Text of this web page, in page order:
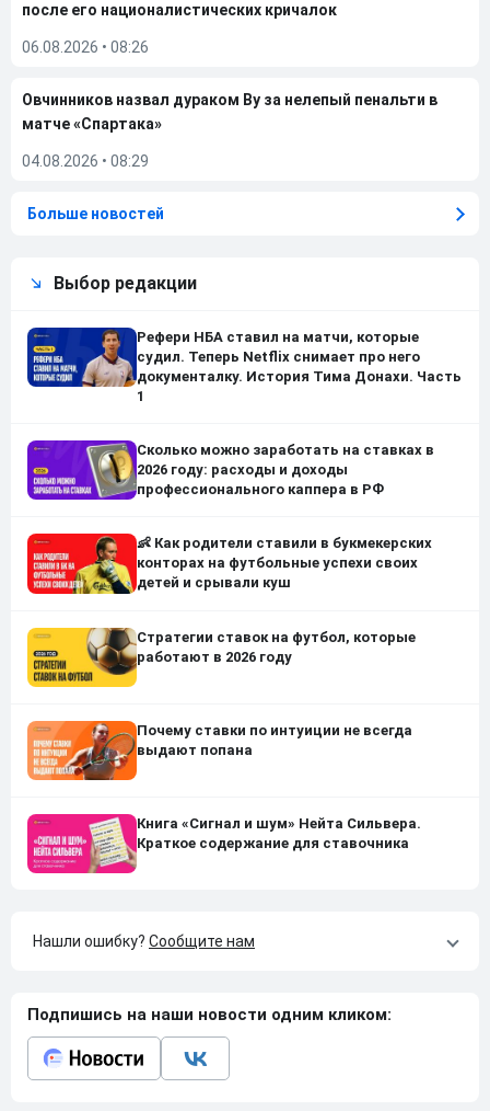
после его националистических кричалок
06.08.2026 • 08:26
Овчинников назвал дураком Ву за нелепый пенальти в
матче «Спартака»
04.08.2026 • 08:29
Больше новостей
Выбор редакции
Рефери НБА ставил на матчи, которые
судил. Теперь Netflix снимает про него
документалку. История Тима Донахи. Часть
1
Сколько можно заработать на ставках в
2026 году: расходы и доходы
профессионального каппера в РФ
👶 Как родители ставили в букмекерских
конторах на футбольные успехи своих
детей и срывали куш
Стратегии ставок на футбол, которые
работают в 2026 году
Почему ставки по интуиции не всегда
выдают попана
Книга «Сигнал и шум» Нейта Сильвера.
Краткое содержание для ставочника
Нашли ошибку? Сообщите нам
Подпишись на наши новости одним кликом: